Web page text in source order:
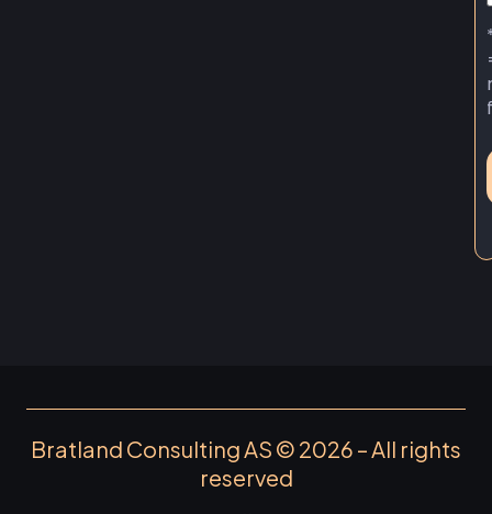
Bratland Consulting AS © 2026 – All rights
reserved